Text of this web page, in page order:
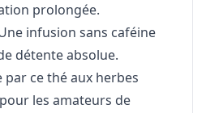
prolongée.
infusion sans caféine
détente absolue.
par ce thé aux herbes
les amateurs de